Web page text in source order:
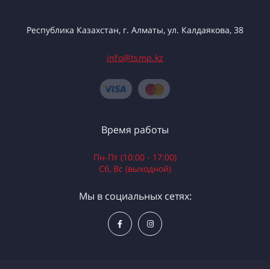
Республика Казахстан, г. Алматы, ул. Калдаякова, 38
info@tsmp.kz
Время работы
Пн-Пт (10:00 - 17:00)
Сб, Вс (выходной)
Мы в социальных сетях: